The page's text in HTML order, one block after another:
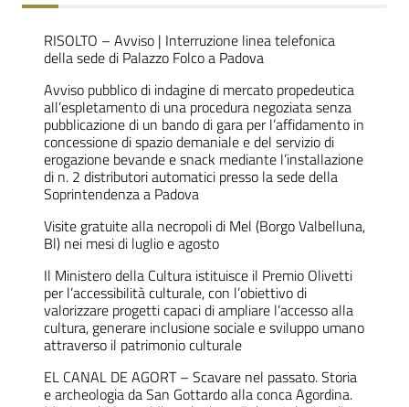
RISOLTO – Avviso | Interruzione linea telefonica
della sede di Palazzo Folco a Padova
Avviso pubblico di indagine di mercato propedeutica
all’espletamento di una procedura negoziata senza
pubblicazione di un bando di gara per l’affidamento in
concessione di spazio demaniale e del servizio di
erogazione bevande e snack mediante l’installazione
di n. 2 distributori automatici presso la sede della
Soprintendenza a Padova
Visite gratuite alla necropoli di Mel (Borgo Valbelluna,
Bl) nei mesi di luglio e agosto
Il Ministero della Cultura istituisce il Premio Olivetti
per l’accessibilità culturale, con l’obiettivo di
valorizzare progetti capaci di ampliare l’accesso alla
cultura, generare inclusione sociale e sviluppo umano
attraverso il patrimonio culturale
EL CANAL DE AGORT – Scavare nel passato. Storia
e archeologia da San Gottardo alla conca Agordina.